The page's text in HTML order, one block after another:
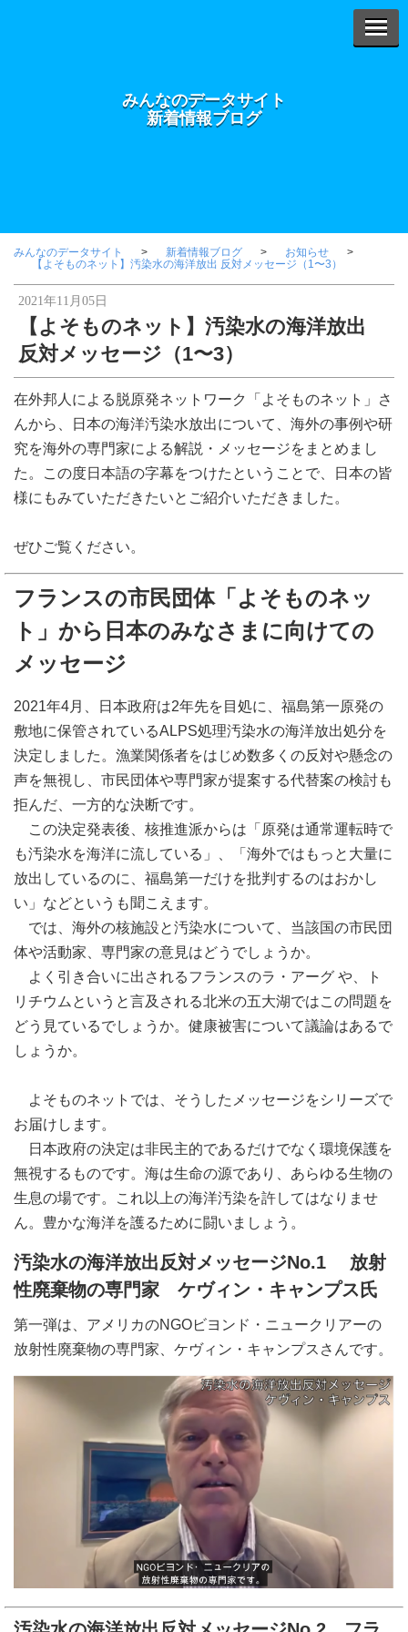
みんなのデータサイト
新着情報ブログ
みんなのデータサイト 新着情報ブログ
お知らせ
【よそものネット】汚染水の海洋放出 反対メッセージ（1〜3）
2021年11月05日
【よそものネット】汚染水の海洋放出
反対メッセージ（1〜3）
在外邦人による脱原発ネットワーク「よそものネット」さ
んから、日本の海洋汚染水放出について、海外の事例や研
究を海外の専門家による解説・メッセージをまとめまし
た。この度日本語の字幕をつけたということで、日本の皆
様にもみていただきたいとご紹介いただきました。
ぜひご覧ください。
フランスの市民団体「よそものネッ
ト」から日本のみなさまに向けての
メッセージ
2021年4月、日本政府は2年先を目処に、福島第一原発の
敷地に保管されているALPS処理汚染水の海洋放出処分を
決定しました。漁業関係者をはじめ数多くの反対や懸念の
声を無視し、市民団体や専門家が提案する代替案の検討も
拒んだ、一方的な決断です。
この決定発表後、核推進派からは「原発は通常運転時で
も汚染水を海洋に流している」、「海外ではもっと大量に
放出しているのに、福島第一だけを批判するのはおかし
い」などというも聞こえます。
では、海外の核施設と汚染水について、当該国の市民団
体や活動家、専門家の意見はどうでしょうか。
よく引き合いに出されるフランスのラ・アーグ や、ト
リチウムというと言及される北米の五大湖ではこの問題を
どう見ているでしょうか。健康被害について議論はあるで
しょうか。
よそものネットでは、そうしたメッセージをシリーズで
お届けします。
日本政府の決定は非民主的であるだけでなく環境保護を
無視するものです。海は生命の源であり、あらゆる生物の
生息の場です。これ以上の海洋汚染を許してはなりませ
ん。豊かな海洋を護るために闘いましょう。
汚染水の海洋放出反対メッセージNo.1 放射
性廃棄物の専門家 ケヴィン・キャンプス氏
第一弾は、アメリカのNGOビヨンド・ニュークリアーの
放射性廃棄物の専門家、ケヴィン・キャンプスさんです。